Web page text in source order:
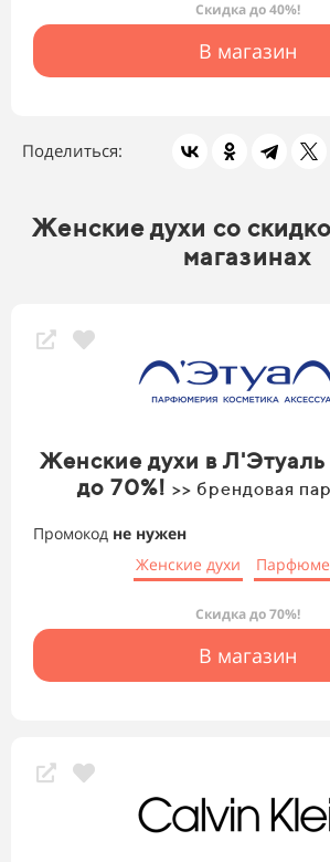
Скидка до 40%!
В магазин
Поделиться:
Женские духи со
магазинах
Женские духи в Л'Этуаль
до 70%! >> брендовая
Промокод не нужен
Женские духи
Скидка до 70%!
В магазин